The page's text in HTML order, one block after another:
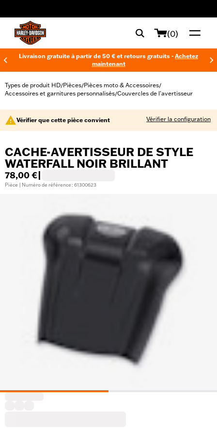
(0)
Livraison gratuite à partir de 50 € et retours gratuits - Achetez
maintenant
Types de produit HD/Pièces/Pièces moto & Accessoires/
Accessoires et garnitures personnalisés/Couvercles de l’avertisseur
Vérifier que cette pièce convient Vérifier la configuration
CACHE-AVERTISSEUR DE STYLE
WATERFALL NOIR BRILLANT
78,00 €
Pièce | Numéro de référence : 61300623